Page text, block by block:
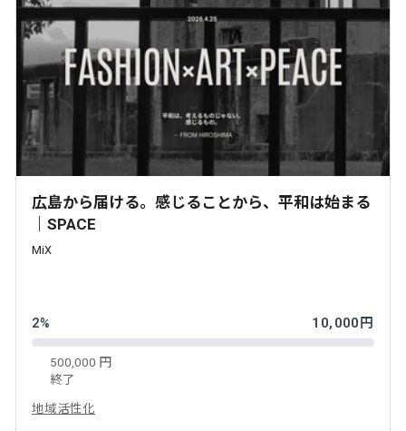
広島から届ける。感じることから、平和は始まる
｜SPACE
MiX
2% 10,000円
500,000 円
終了
地域活性化